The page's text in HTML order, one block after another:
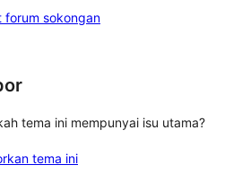
forum sokongan
tema ini mempunyai isu utama?
tema ini